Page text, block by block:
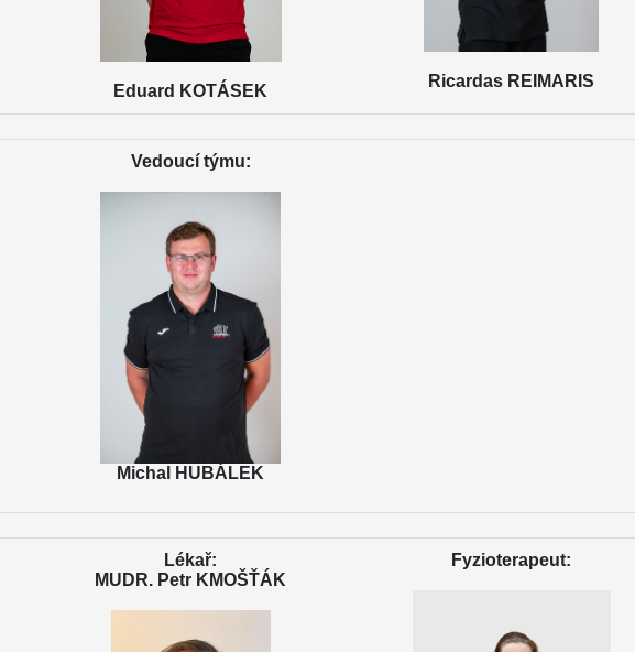
Eduard KOTÁSEK
Ricardas REIMARIS
Vedoucí týmu:
Michal HUBÁLEK
Lékař:
MUDR. Petr KMOŠŤÁK
Fyzioterapeut: